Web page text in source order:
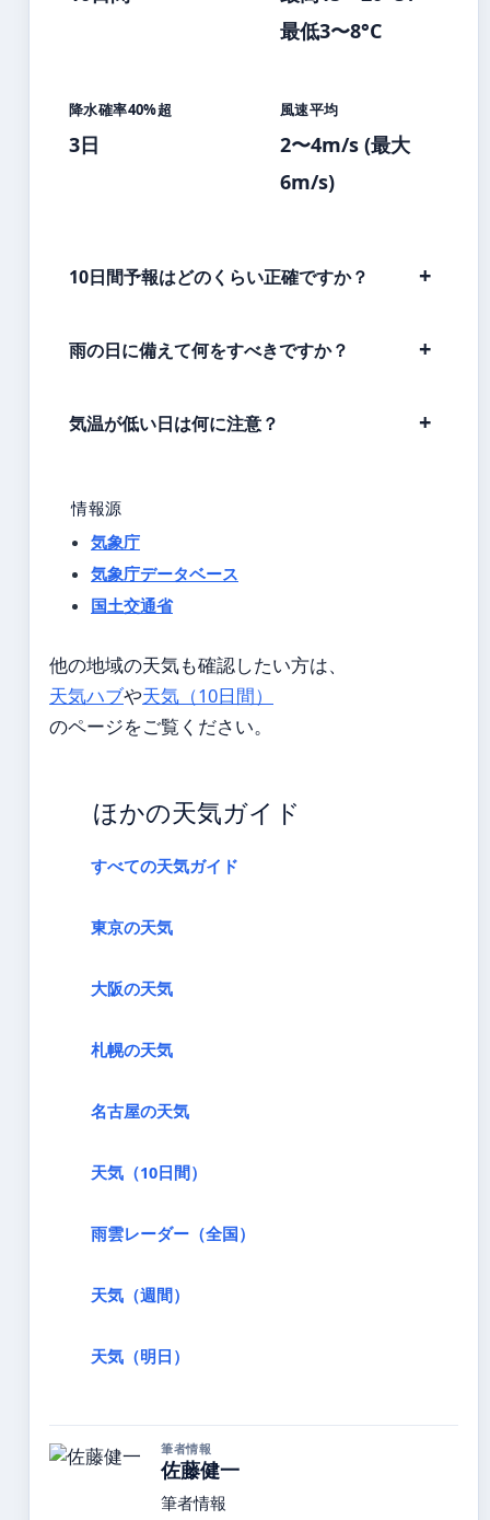
最低3〜8°C
降水確率40%超
3日
風速平均
2〜4m/s (最大
6m/s)
10日間予報はどのくらい正確ですか？
雨の日に備えて何をすべきですか？
気温が低い日は何に注意？
情報源
気象庁
気象庁データベース
国土交通省
他の地域の天気も確認したい方は、
天気ハブや天気（10日間）
のページをご覧ください。
ほかの天気ガイド
すべての天気ガイド
東京の天気
大阪の天気
札幌の天気
名古屋の天気
天気（10日間）
雨雲レーダー（全国）
天気（週間）
天気（明日）
筆者情報
佐藤健一
筆者情報